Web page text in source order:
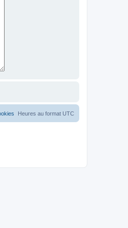
Heures au format UTC